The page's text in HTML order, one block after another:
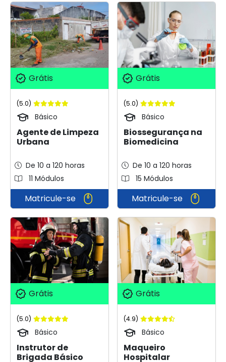
Grátis
(5.0)
Básico
Agente de Limpeza
Urbana
De 10 a 120 horas
11 Módulos
Matricule-se
Grátis
(5.0)
Básico
Biossegurança na
Biomedicina
De 10 a 120 horas
15 Módulos
Matricule-se
Grátis
(5.0)
Básico
Instrutor de
Brigada Básico
Grátis
(4.9)
Básico
Maqueiro
Hospitalar